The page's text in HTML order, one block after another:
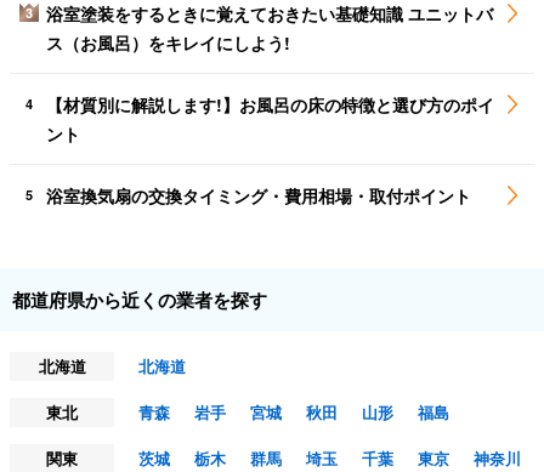
3
浴室塗装をするときに覚えておきたい基礎知識 ユニットバ
ス（お風呂）をキレイにしよう!
4
【材質別に解説します!】お風呂の床の特徴と選び方のポイ
ント
5 浴室換気扇の交換タイミング・費用相場・取付ポイント
都道府県から近くの業者を探す
北海道
北海道
東北
青森 岩手 宮城 秋田 山形
福島
関東
茨城 栃木 群馬 埼玉 千葉 東京
神奈川